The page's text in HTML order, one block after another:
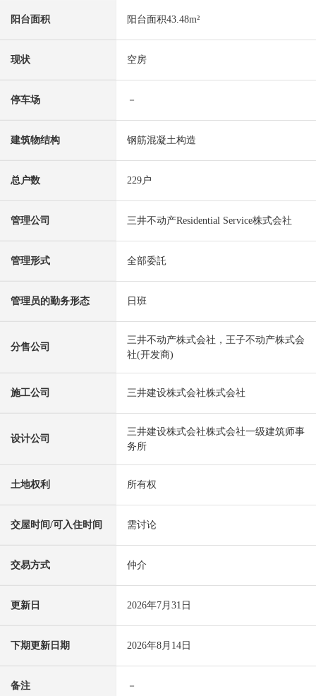
阳台面积 阳台面积43.48m²
现状 空房
停车场 －
建筑物结构 钢筋混凝土构造
总户数 229户
管理公司 三井不动产Residential Service株式会社
管理形式 全部委託
管理员的勤务形态 日班
分售公司
三井不动产株式会社，王子不动产株式会
社(开发商)
施工公司 三井建设株式会社株式会社
设计公司
三井建设株式会社株式会社一级建筑师事
务所
土地权利 所有权
交屋时间/可入住时间 需讨论
交易方式 仲介
更新日 2026年7月31日
下期更新日期 2026年8月14日
备注 －